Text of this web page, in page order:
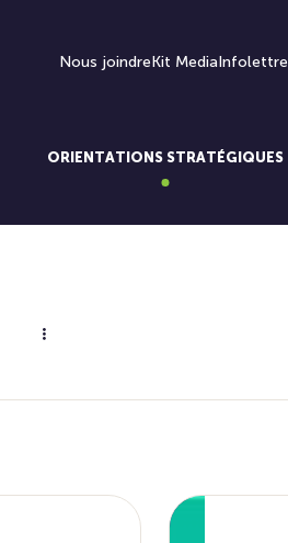
Nous joindreKit MediaInfolettre
ORIENTATIONS STRATÉGIQUES